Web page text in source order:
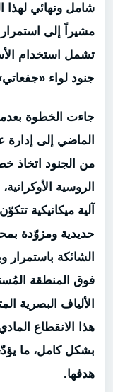
شامل ونهائي لهذا
مشيراً إلى
تشمل استخدام
جنود لواء
جاءت الخطوة
الماضي إلى
من الجنود اتخاذ
الروسية
آلية ميكانيكية
حديدية ومزوّدة
الشائكة
فوق المنطقة
الألياف البصرية
هذا الانقطاع
بشكل كامل، ما
هدفها.